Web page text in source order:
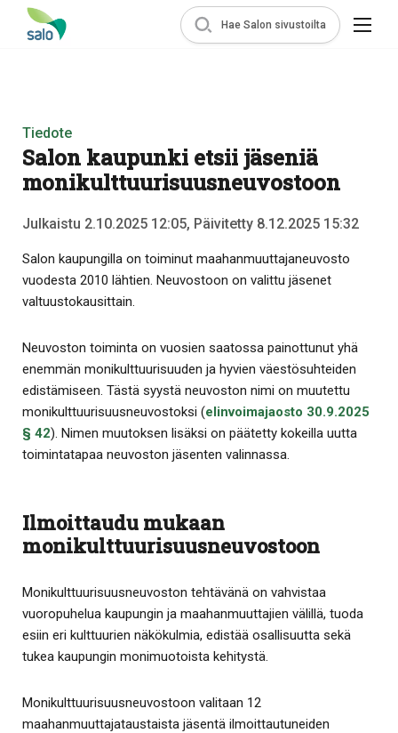
Hae Salon sivustoilta
Tiedote
Salon kaupunki etsii jäseniä
monikulttuurisuusneuvostoon
Julkaistu 2.10.2025 12:05, Päivitetty 8.12.2025 15:32
Salon kaupungilla on toiminut maahanmuuttajaneuvosto
vuodesta 2010 lähtien. Neuvostoon on valittu jäsenet
valtuustokausittain.
Neuvoston toiminta on vuosien saatossa painottunut yhä
enemmän monikulttuurisuuden ja hyvien väestösuhteiden
edistämiseen. Tästä syystä neuvoston nimi on muutettu
monikulttuurisuusneuvostoksi (elinvoimajaosto 30.9.2025
§ 42). Nimen muutoksen lisäksi on päätetty kokeilla uutta
toimintatapaa neuvoston jäsenten valinnassa.
Ilmoittaudu mukaan
monikulttuurisuusneuvostoon
Monikulttuurisuusneuvoston tehtävänä on vahvistaa
vuoropuhelua kaupungin ja maahanmuuttajien välillä, tuoda
esiin eri kulttuurien näkökulmia, edistää osallisuutta sekä
tukea kaupungin monimuotoista kehitystä.
Monikulttuurisuusneuvostoon valitaan 12
maahanmuuttajataustaista jäsentä ilmoittautuneiden